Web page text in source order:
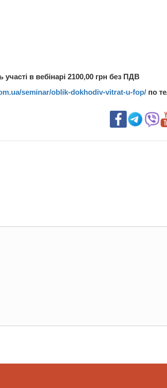
участі в вебінарі 2100,00 грн без ПДВ
seminar/oblik-dokhodiv-vitrat-u-fop/ по